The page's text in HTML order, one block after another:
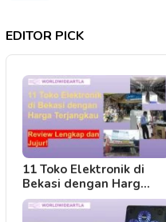
EDITOR PICK
11 Toko Elektronik di
Bekasi dengan Harg…